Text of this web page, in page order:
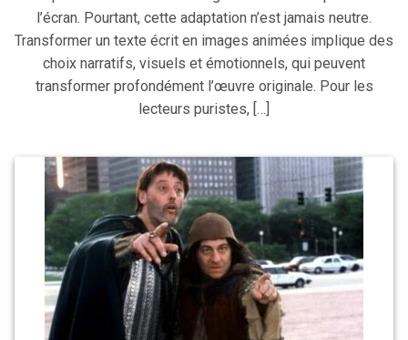
l’écran. Pourtant, cette adaptation n’est jamais neutre.
Transformer un texte écrit en images animées implique des
choix narratifs, visuels et émotionnels, qui peuvent
transformer profondément l’œuvre originale. Pour les
lecteurs puristes, […]